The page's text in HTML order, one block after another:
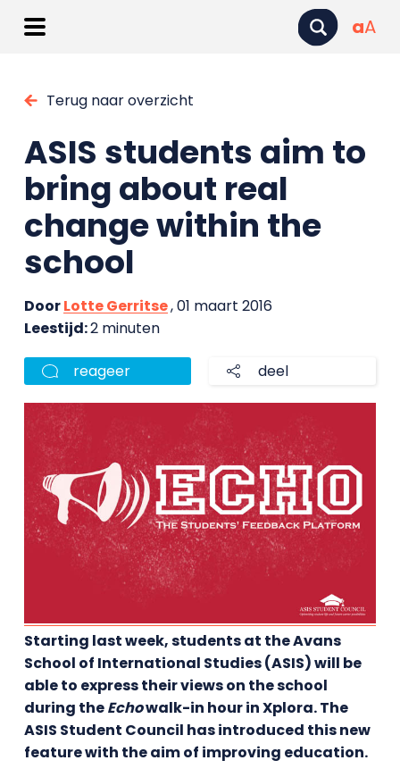
aA
Terug naar overzicht
ASIS students aim to
bring about real
change within the
school
DoorLotte Gerritse, 01 maart 2016
Leestijd:2 minuten
reageer deel
Starting last week, students at the Avans
School of International Studies (ASIS) will be
able to express their views on the school
during theEchowalk-in hour in Xplora. The
ASIS Student Council has introduced this new
feature with the aim of improving education.